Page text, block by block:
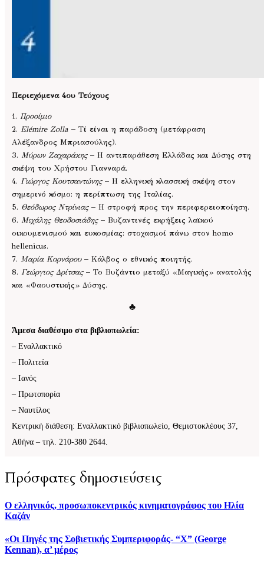
Περιεχόμενα 4ου Τεύχους
1. Προοίμιο
2. Elémire Zolla – Τί είναι η παράδοση (μετάφραση
Αλέξανδρος Μπριασούλης).
3. Μύρων Ζαχαράκης– Η αντιπαράθεση Ελλάδας και Δύσης στη
σκέψη του Χρήστου Γιανναρά.
4. Γιώργος Κουτσαντώνης– Η ελληνική κλασσική σκέψη στον
σημερινό κόσμο: η περίπτωση της Ιταλίας.
5. Θεόδωρος Ντρίνιας– Η στροφή προς την περιφερειοποίηση.
6. Μιχάλης Θεοδοσιάδης– Βυζαντινές εκρήξεις λαϊκού
οικουμενισμού και ευκοσμίας: στοχασμοί πάνω στον homo
hellenicus.
7. Μαρία Κορνάρου– Κάλβος ο εθνικός ποιητής.
8. Γεώργιος Δρίτσας– Το Βυζάντιο μεταξύ «Μαγικής» ανατολής
και «Φαουστικής» Δύσης.
♣
Άμεσα διαθέσιμο στα βιβλιοπωλεία:
– Εναλλακτικό
– Πολιτεία
– Ιανός
– Πρωτοπορία
– Ναυτίλος
Κεντρική διάθεση: Εναλλακτικό βιβλιοπωλείο, Θεμιστοκλέους 37,
Αθήνα – τηλ. 210-380 2644.
Πρόσφατες δημοσιεύσεις
Ο ελληνικός, προσωποκεντρικός κινηματογράφος του Ηλία
Καζάν
«Οι Πηγές της Σοβιετικής Συμπεριφοράς- “Χ” (George
Kennan), α’ μέρος